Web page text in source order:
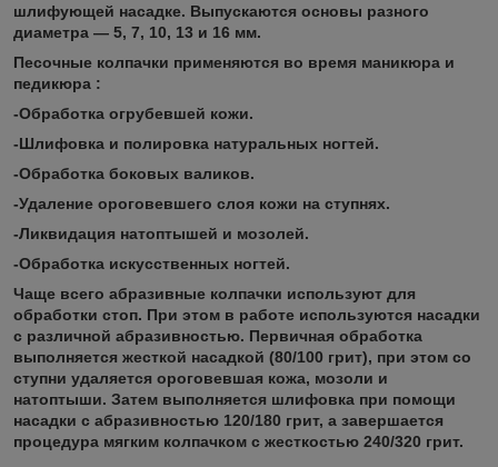
шлифующей насадке. Выпускаются основы разного
диаметра — 5, 7, 10, 13 и 16 мм.
Песочные колпачки применяются во время маникюра и
педикюра :
-Обработка огрубевшей кожи.
-Шлифовка и полировка натуральных ногтей.
-Обработка боковых валиков.
-Удаление ороговевшего слоя кожи на ступнях.
-Ликвидация натоптышей и мозолей.
-Обработка искусственных ногтей.
Чаще всего абразивные колпачки используют для
обработки стоп. При этом в работе используются насадки
с различной абразивностью. Первичная обработка
выполняется жесткой насадкой (80/100 грит), при этом со
ступни удаляется ороговевшая кожа, мозоли и
натоптыши. Затем выполняется шлифовка при помощи
насадки с абразивностью 120/180 грит, а завершается
процедура мягким колпачком с жесткостью 240/320 грит.